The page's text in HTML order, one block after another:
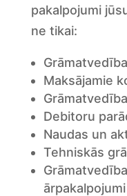
pakalpojumi
ne tikai:
Maksājamie
Debitoru
Naudas un
Tehniskās
ārpakalpojumi